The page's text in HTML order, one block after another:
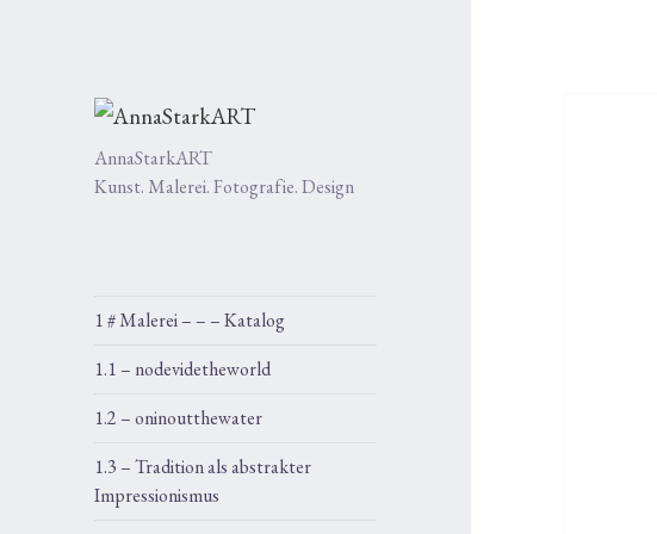
AnnaStarkART
Kunst. Malerei. Fotografie. Design
1 # Malerei – – – Katalog
1.1 – nodevidetheworld
1.2 – oninoutthewater
1.3 – Tradition als abstrakter
Impressionismus